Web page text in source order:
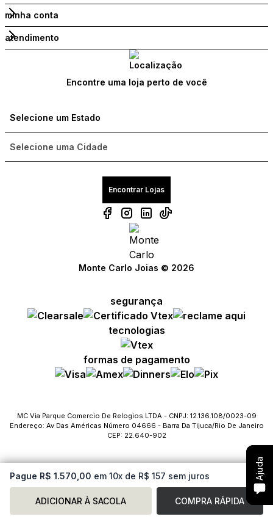
Pague R$ 1.570,00 em 10x de R$ 157 sem juros
ADICIONAR À SACOLA COMPRA RÁPIDA
Compre com um Embaixador
Consulte seu pedido
Solicite troca ou devolução
Fale com o SAC
Ajuda
Compre com um Embaixador
Consulte seu pedido
Solicite troca ou devolução
Fale com o SAC
Ajuda
minha conta
atendimento
Encontre uma loja perto de você
Encontrar Lojas
Monte Carlo Joias © 2026
segurança
tecnologias
formas de pagamento
MC Via Parque Comercio De Relogios LTDA - CNPJ: 12.136.108/0023-09
Endereço: Av Das Américas Número 04666 - Barra Da Tijuca/Rio De Janeiro
CEP: 22.640-902
Compre com um Embaixador
Consulte seu pedido
Solicite troca ou devolução
Fale com o SAC
Ajuda